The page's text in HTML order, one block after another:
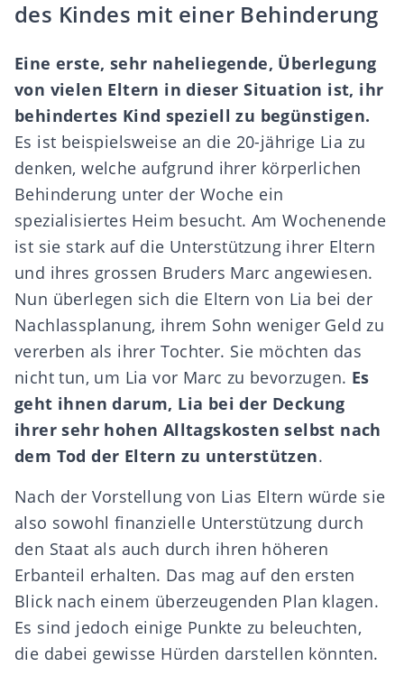
des Kindes mit einer Behinderung
Eine erste, sehr naheliegende, Überlegung
von vielen Eltern in dieser Situation ist, ihr
behindertes Kind speziell zu begünstigen.
Es ist beispielsweise an die 20-jährige Lia zu
denken, welche aufgrund ihrer körperlichen
Behinderung unter der Woche ein
spezialisiertes Heim besucht. Am Wochenende
ist sie stark auf die Unterstützung ihrer Eltern
und ihres grossen Bruders Marc angewiesen.
Nun überlegen sich die Eltern von Lia bei der
Nachlassplanung, ihrem Sohn weniger Geld zu
vererben als ihrer Tochter. Sie möchten das
nicht tun, um Lia vor Marc zu bevorzugen. Es
geht ihnen darum, Lia bei der Deckung
ihrer sehr hohen Alltagskosten selbst nach
dem Tod der Eltern zu unterstützen.
Nach der Vorstellung von Lias Eltern würde sie
also sowohl finanzielle Unterstützung durch
den Staat als auch durch ihren höheren
Erbanteil erhalten. Das mag auf den ersten
Blick nach einem überzeugenden Plan klagen.
Es sind jedoch einige Punkte zu beleuchten,
die dabei gewisse Hürden darstellen könnten.